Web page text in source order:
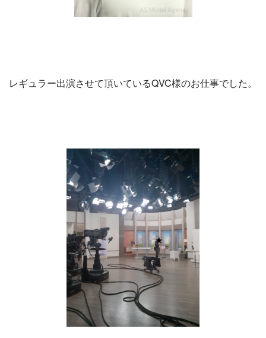
レギュラー出演させて頂いているQVC様のお仕事でした。